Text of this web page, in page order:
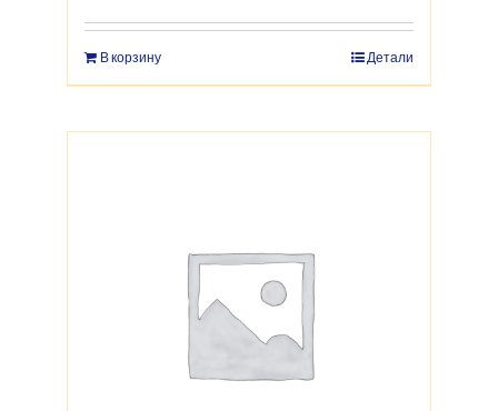
В корзину Детали